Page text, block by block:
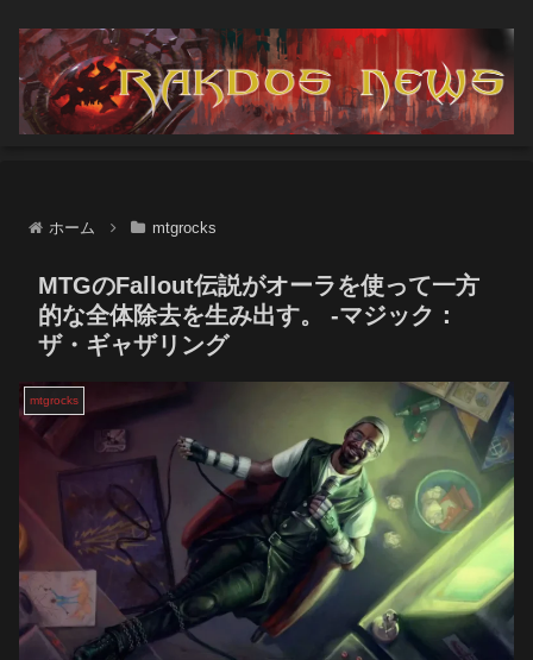
ホーム mtgrocks
MTGのFallout伝説がオーラを使って一方
的な全体除去を生み出す。 -マジック：
ザ・ギャザリング
mtgrocks